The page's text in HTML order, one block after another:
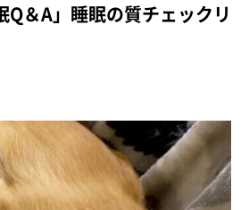
Q＆A」睡眠の質チェックリ